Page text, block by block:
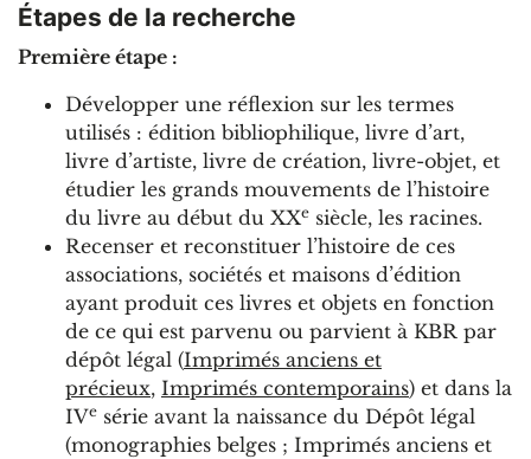
Étapes de la recherche
Première étape :
Développer une réflexion sur les termes
utilisés : édition bibliophilique, livre d’art,
livre d’artiste, livre de création, livre-objet, et
étudier les grands mouvements de l’histoire
du livre au début du XXe siècle, les racines.
Recenser et reconstituer l’histoire de ces
associations, sociétés et maisons d’édition
ayant produit ces livres et objets en fonction
de ce qui est parvenu ou parvient à KBR par
dépôt légal (Imprimés anciens et
précieux, Imprimés contemporains) et dans la
IVe série avant la naissance du Dépôt légal
(monographies belges ; Imprimés anciens et